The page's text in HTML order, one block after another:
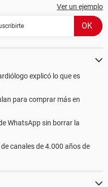
Ver un ejemplo
explicó lo que es
para comprar más en
WhatsApp sin borrar la
canales de 4.000 años de